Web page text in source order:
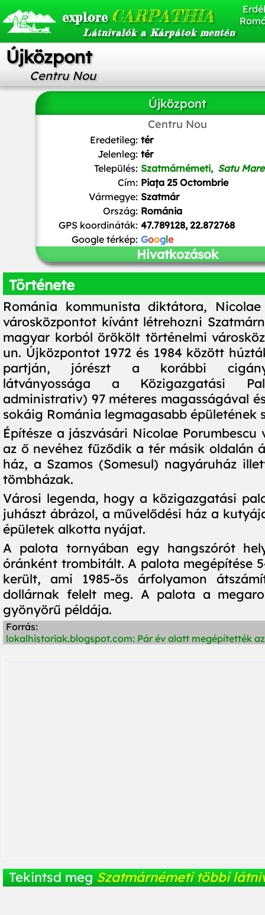
explore CARPATHIA
Látnivalók a Kárpátok mentén
Újközpont
Centru Nou
Újközpont
Centru Nou
Eredetileg: tér
Jelenleg: tér
Település: Szatmárnémeti, Satu Mare
Cím: Piața 25 Octombrie
Vármegye: Szatmár
Ország: Románia
GPS koordináták: 47.789128, 22.872768
Google térkép: Google
Hivatkozások
Története
Románia kommunista diktátora, Nicolae
városközpontot kívánt létrehozni
magyar korból örökölt történelmi
un. Újközpontot 1972 és 1984 között
partján, jórészt a korábbi
látványossága a Közigazgatási
administrativ) 97 méteres magasságával
sokáig Románia legmagasabb épületének
Építésze a jászvásári Nicolae Porumbescu
az ő nevéhez fűződik a tér másik oldalán
ház, a Szamos (Somesul) nagyáruház
tömbházak.
Városi legenda, hogy a közigazgatási
juhászt ábrázol, a művelődési ház a
épületek alkotta nyájat.
A palota tornyában egy hangszórót
óránként trombitált. A palota megépítése
került, ami 1985-ös árfolyamon
dollárnak felelt meg. A palota a
gyönyörű példája.
Forrás:
lokalhistoriak.blogspot.com: Pár év alatt megépítették
Tekintsd meg Szatmárnémeti többi